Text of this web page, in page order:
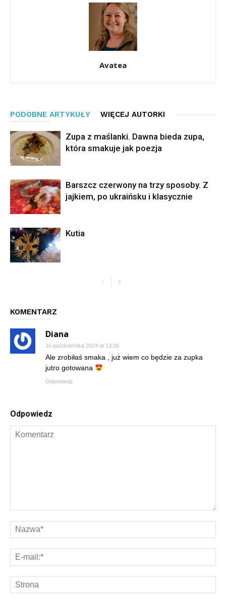
Avatea
PODOBNE ARTYKUŁY WIĘCEJ AUTORKI
Zupa z maślanki. Dawna bieda zupa,
która smakuje jak poezja
Barszcz czerwony na trzy sposoby. Z
jajkiem, po ukraińsku i klasycznie
Kutia
KOMENTARZ
Diana
16 października 2024 at 13:26
Ale zrobiłaś smaka , już wiem co będzie za zupka
jutro gotowana
Odpowiedz
Odpowiedz